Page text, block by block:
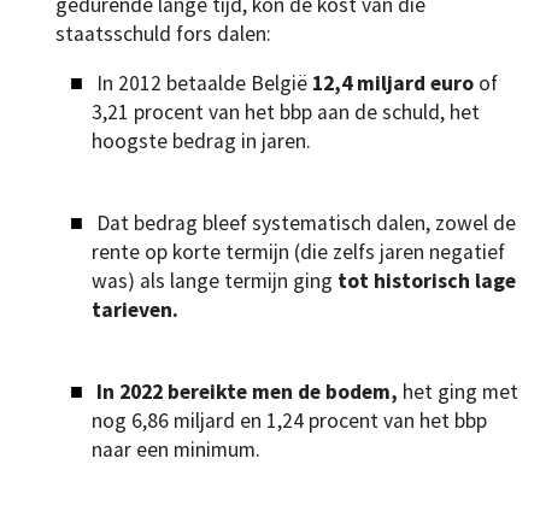
staatsschuld fors dalen:
In 2012 betaalde België 12,4 miljard euroof
3,21 procent van het bbp aan de schuld, het
hoogste bedrag in jaren.
Dat bedrag bleef systematisch dalen, zowel de
rente op korte termijn (die zelfs jaren negatief
was) als lange termijn ging tot historisch lage
tarieven.
In 2022 bereikte men de bodem, het ging met
nog 6,86 miljard en 1,24 procent van het bbp
naar een minimum.